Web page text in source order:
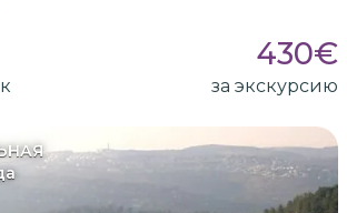
430€
за экскурсию